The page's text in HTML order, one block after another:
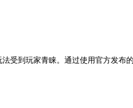
受到玩家青睐。通过使用官方发布